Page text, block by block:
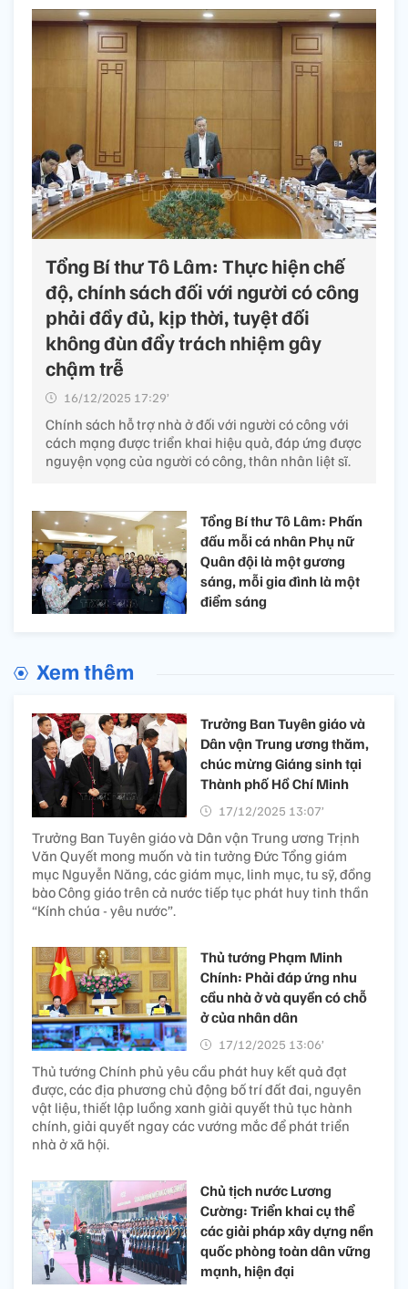
Tổng Bí thư Tô Lâm: Thực hiện chế
độ, chính sách đối với người có công
phải đầy đủ, kịp thời, tuyệt đối
không đùn đẩy trách nhiệm gây
chậm trễ
16/12/2025 17:29’
Chính sách hỗ trợ nhà ở đối với người có công với
cách mạng được triển khai hiệu quả, đáp ứng được
nguyện vọng của người có công, thân nhân liệt sĩ.
Tổng Bí thư Tô Lâm: Phấn
đấu mỗi cá nhân Phụ nữ
Quân đội là một gương
sáng, mỗi gia đình là một
điểm sáng
Xem thêm
Trưởng Ban Tuyên giáo và
Dân vận Trung ương thăm,
chúc mừng Giáng sinh tại
Thành phố Hồ Chí Minh
17/12/2025 13:07’
Trưởng Ban Tuyên giáo và Dân vận Trung ương Trịnh
Văn Quyết mong muốn và tin tưởng Đức Tổng giám
mục Nguyễn Năng, các giám mục, linh mục, tu sỹ, đồng
bào Công giáo trên cả nước tiếp tục phát huy tinh thần
“Kính chúa - yêu nước”.
Thủ tướng Phạm Minh
Chính: Phải đáp ứng nhu
cầu nhà ở và quyền có chỗ
ở của nhân dân
17/12/2025 13:06’
Thủ tướng Chính phủ yêu cầu phát huy kết quả đạt
được, các địa phương chủ động bố trí đất đai, nguyên
vật liệu, thiết lập luồng xanh giải quyết thủ tục hành
chính, giải quyết ngay các vướng mắc để phát triển
nhà ở xã hội.
Chủ tịch nước Lương
Cường: Triển khai cụ thể
các giải pháp xây dựng nền
quốc phòng toàn dân vững
mạnh, hiện đại